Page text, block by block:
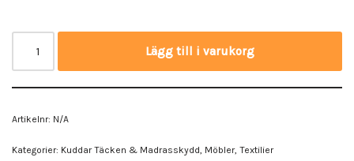
Lägg till i varukorg
Artikelnr: N/A
Kategorier: Kuddar Täcken & Madrasskydd Möbler, Textilier